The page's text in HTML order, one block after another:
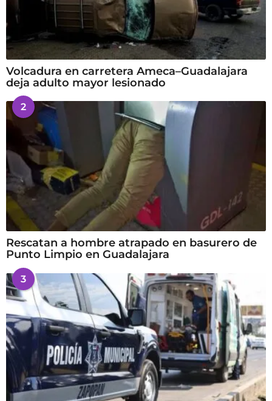
Volcadura en carretera Ameca–Guadalajara
deja adulto mayor lesionado
2
Rescatan a hombre atrapado en basurero de
Punto Limpio en Guadalajara
3